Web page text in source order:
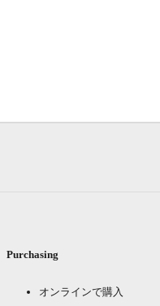
Purchasing
オンラインで購入